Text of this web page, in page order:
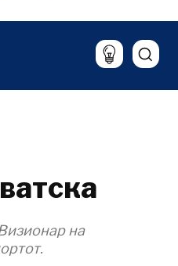
Храна & Пијалаци
на